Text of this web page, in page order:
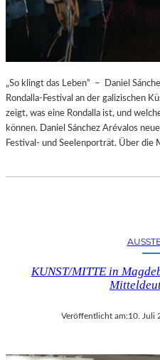
„So klingt das Leben“ – Daniel
Rondalla-Festival an der galizischen
zeigt, was eine Rondalla ist, und
können. Daniel Sánchez Arévalos
Festival- und Seelenporträt. Über die
KUNST/MITTE in
Veröffentlicht am:10. Juli